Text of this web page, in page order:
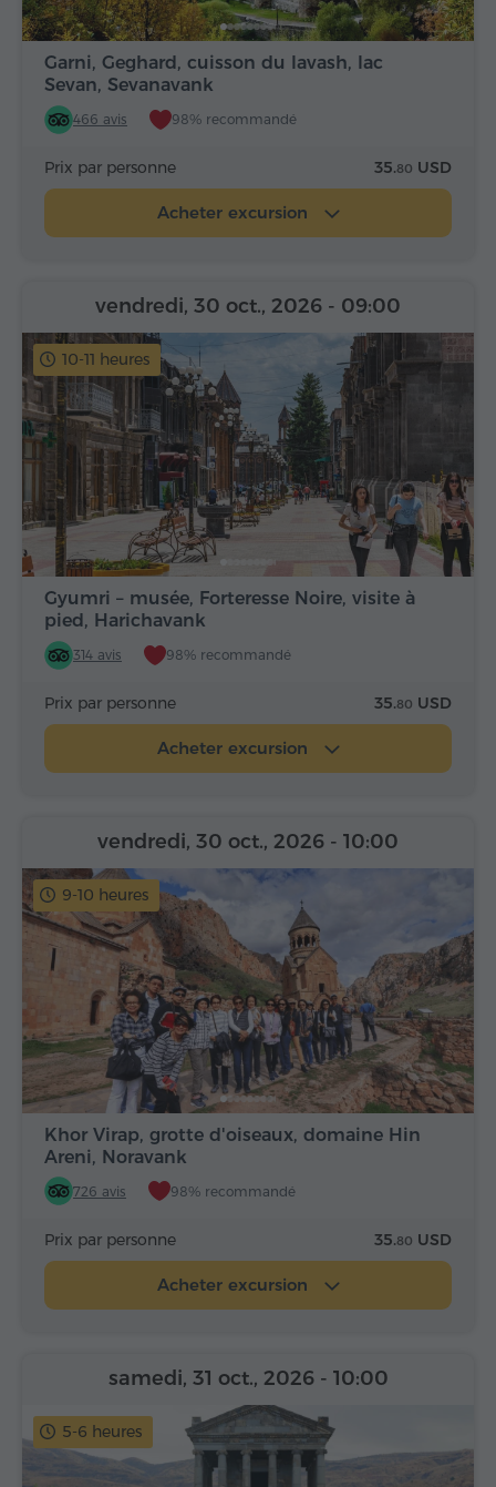
Garni, Geghard, cuisson du lavash, lac
Sevan, Sevanavank
466 avis 98% recommandé
Prix par personne 35.80 USD
Acheter excursion
10-11 heures
Gyumri – musée, Forteresse Noire, visite à
pied, Harichavank
314 avis 98% recommandé
vendredi, 30 oct., 2026 - 09:00
Prix par personne 35.80 USD
Acheter excursion
9-10 heures
Khor Virap, grotte d'oiseaux, domaine Hin
Areni, Noravank
726 avis 98% recommandé
vendredi, 30 oct., 2026 - 10:00
Prix par personne 35.80 USD
Acheter excursion
5-6 heures
samedi, 31 oct., 2026 - 10:00